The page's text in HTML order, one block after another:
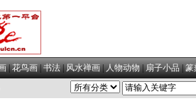
|花鸟画|书法|风水禅画|人物动物|扇子小品|篆